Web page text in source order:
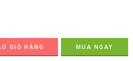
GIỎ HÀNG MUA NGAY